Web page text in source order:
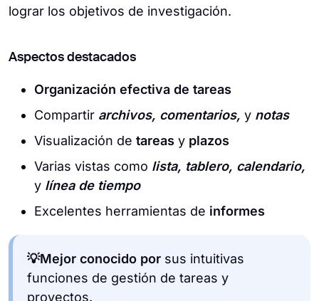
lograr los objetivos de investigación.
Aspectos destacados
Organización efectiva de tareas
Compartir archivos, comentarios, y notas
Visualización de tareas y plazos
Varias vistas como lista, tablero, calendario,
y línea de tiempo
Excelentes herramientas de informes
💡Mejor conocido por sus intuitivas
funciones de gestión de tareas y
proyectos.